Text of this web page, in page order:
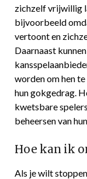
zichzelf vrijwillig
bijvoorbeeld
vertoont en
Daarnaast
worden om hen
hun gokgedrag.
kwetsbare
beheersen van
Hoe kan ik
Als je wilt